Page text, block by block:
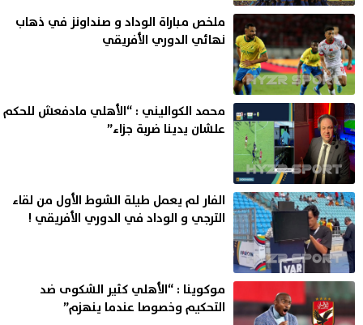
ملخص مباراة الوداد و صنداونز في ذهاب
نهائي الدوري الأفريقي
محمد الكواليني : “الأهلي مادفعش للحكم
علشان يدينا ضربة جزاء”
الفار لم يعمل طيلة الشوط الأول من لقاء
الترجي و الوداد في الدوري الأفريقي !
موكوينا : “الأهلي كثير الشكوى ضد
التحكيم وخصوصا عندما ينهزم”